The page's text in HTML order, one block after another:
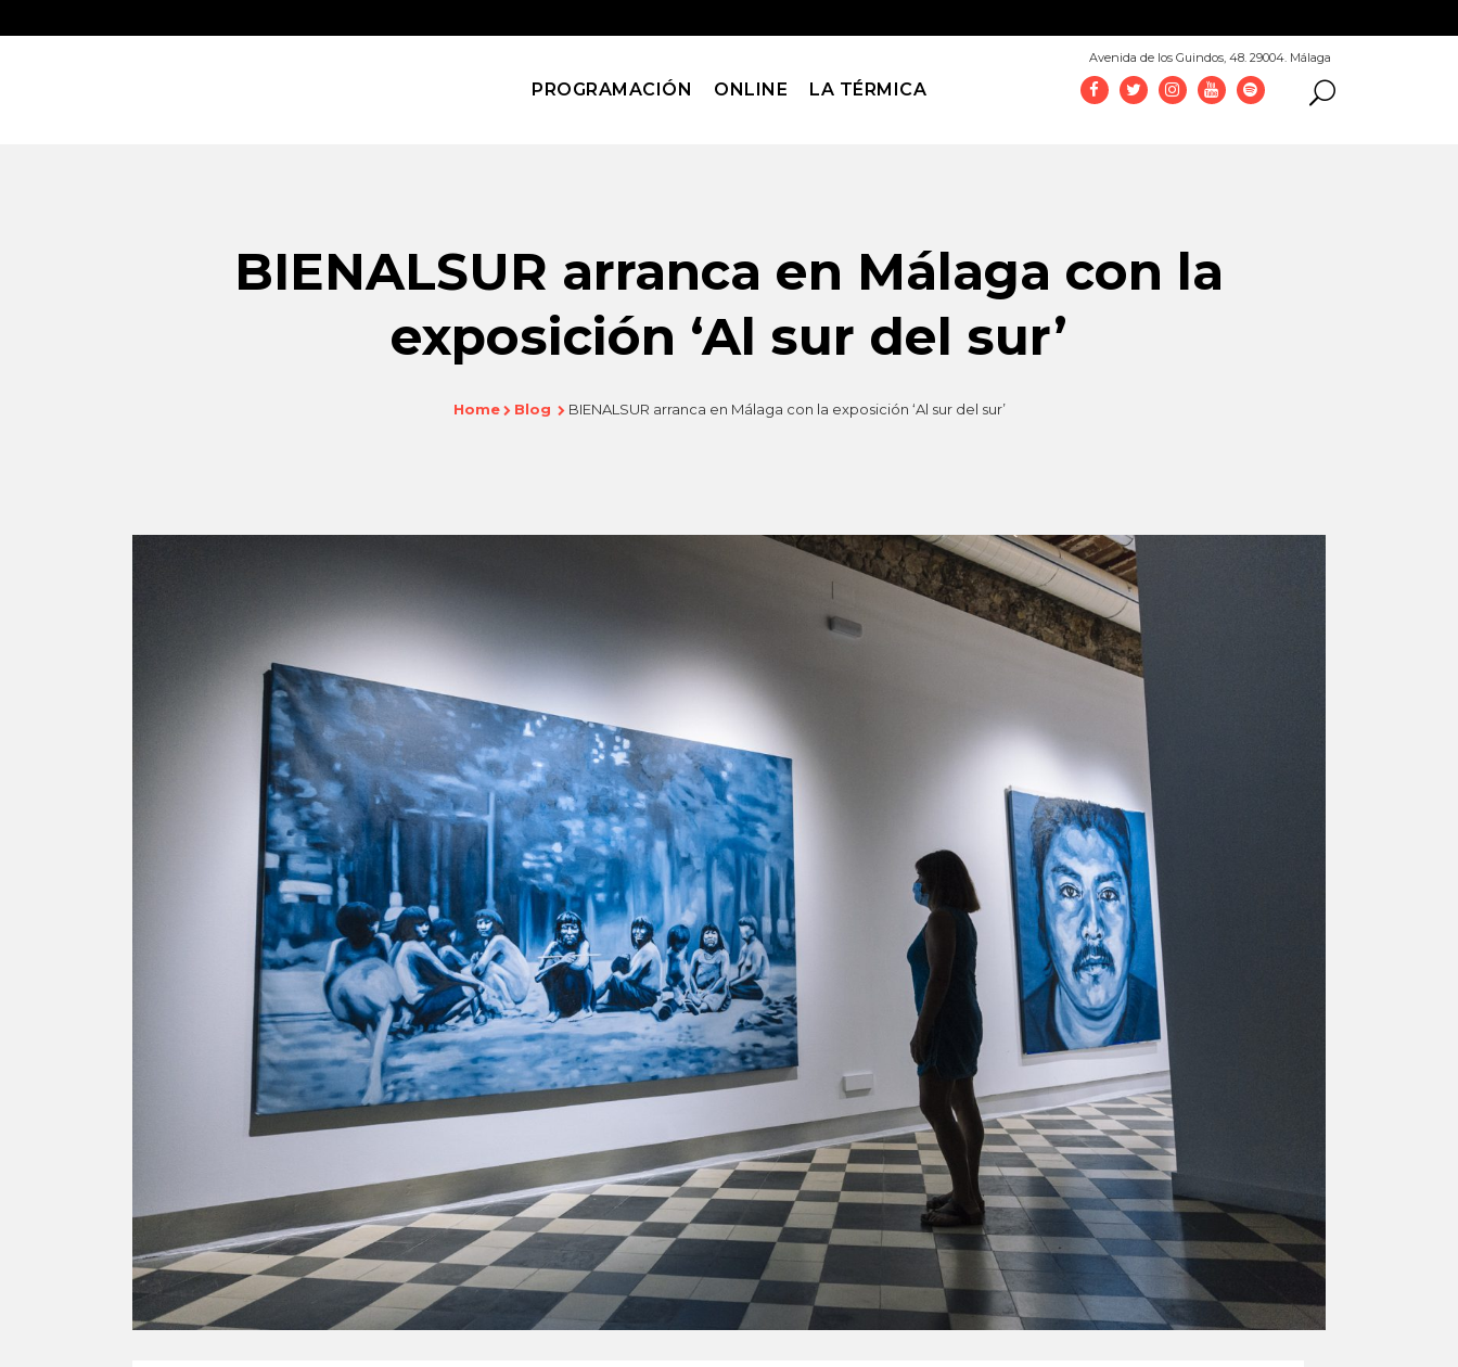
Avenida de los Guindos, 48. 29004. Málaga
PROGRAMACIÓN ONLINE LA TÉRMICA
BIENALSUR arranca en Málaga con la
exposición ‘Al sur del sur’
Home Blog BIENALSUR arranca en Málaga con la exposición ‘Al sur del sur’